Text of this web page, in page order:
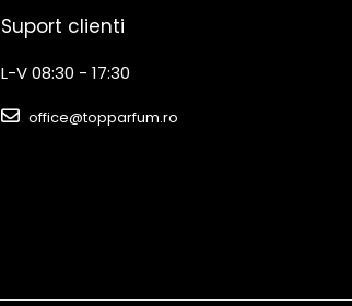
Suport clienti
L-V 08:30 - 17:30
office@topparfum.ro